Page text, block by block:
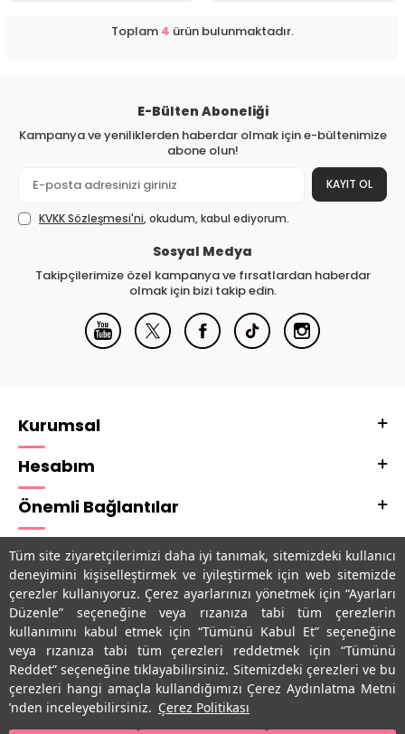
Tüm site ziyaretçilerimizi daha iyi tanımak, sitemizdeki kullanıcı
deneyimini kişiselleştirmek ve iyileştirmek için web sitemizde
çerezler kullanıyoruz. Çerez ayarlarınızı yönetmek için “Ayarları
Düzenle” seçeneğine veya rızanıza tabi tüm çerezlerin
kullanımını kabul etmek için “Tümünü Kabul Et” seçeneğine
veya rızanıza tabi tüm çerezleri reddetmek için “Tümünü
Reddet” seçeneğine tıklayabilirsiniz. Sitemizdeki çerezleri ve bu
çerezleri hangi amaçla kullandığımızı Çerez Aydınlatma Metni
’nden inceleyebilirsiniz. Çerez Politikası
Toplam 4 ürün bulunmaktadır.
E-Bülten Aboneliği
Kampanya ve yeniliklerden haberdar olmak için e-bültenimize
abone olun!
KAYIT OL
KVKK Sözleşmesi'ni, okudum, kabul ediyorum.
Sosyal Medya
Takipçilerimize özel kampanya ve fırsatlardan haberdar
olmak için bizi takip edin.
Kurumsal
Hesabım
Önemli Bağlantılar
Adres & İletişim
Uygulamalarımız